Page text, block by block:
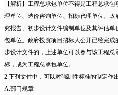
【解析】工程总承包单位不得是工程总承
理单位、造价咨询单位、招标代理单位。
究报告、初步设计文件编制单位及其评估
包单位。政府投资项目招标人公开已经完
步设计文件的，上述单位可以参与该工程总
标，成为工程总承包单位。
2.下列文件中，可以对强制性标准的制定作
A.部门规章